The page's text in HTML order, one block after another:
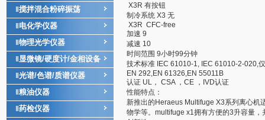
搅拌混合粉碎振荡
电化学仪器
物理光学仪器
显微镜/硬度计/金相设备
光谱/色谱/质谱仪器
粮油仪器
药检仪器
X3R 有按钮
制冷系统 X3 无
X3R CFC-free
加速 9
减速 10
时间范围 9小时99分钟
技术标准 IEC 61010-1, IEC 61010-2-020,
EN 292,EN 61326,EN 55011B
认证 UL， CSA ，CE ，IVD认证
性能特点：
新推出的Heraeus Multifuge X3系列离心机
物学等。multifuge x1拥有方便的3升容量